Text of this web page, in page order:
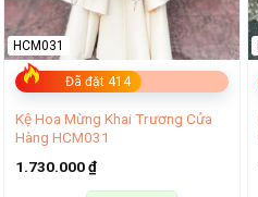
Đã đặt 414
HCM031
Kệ Hoa Mừng Khai Trương Cửa
Hàng HCM031
1.730.000₫